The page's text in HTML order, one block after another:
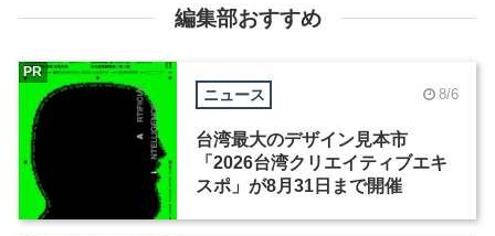
編集部おすすめ
ニュース 8/6
台湾最大のデザイン見本市
「2026台湾クリエイティブエキ
スポ」が8月31日まで開催
PR